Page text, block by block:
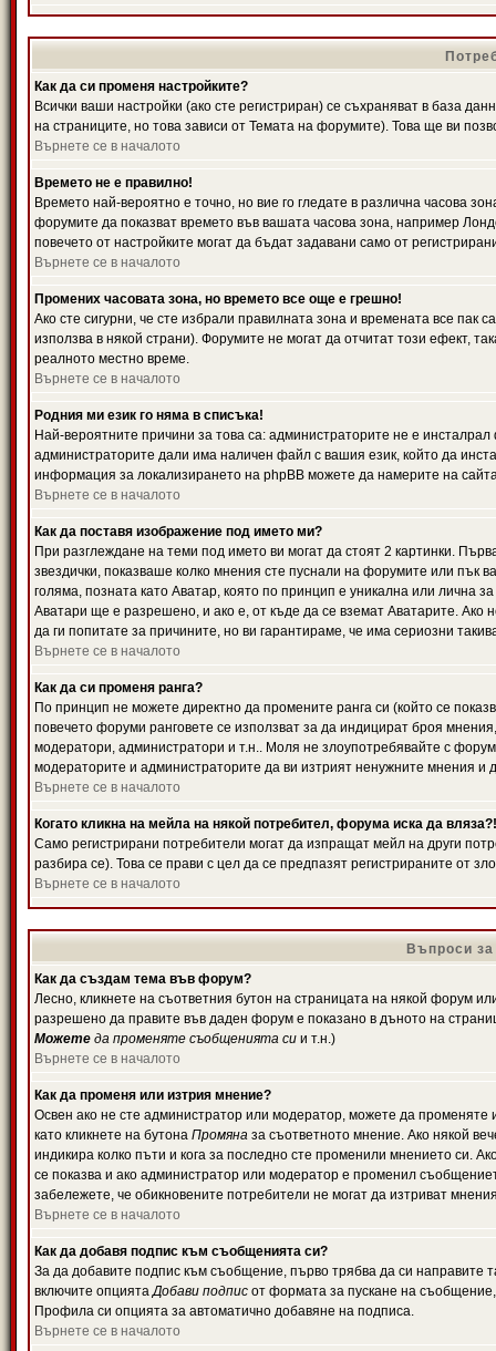
Как да си променя настройките?
Всички ваши настройки (ако сте регистриран) се съхраняват в база
на страниците, но това зависи от Темата на форумите). Това ще ви
Върнете се в началото
Времето не е правилно!
Времето най-вероятно е точно, но вие го гледате в различна часова
форумите да показват времето във вашата часова зона, например
повечето от настройките могат да бъдат задавани само от
Върнете се в началото
Промених часовата зона, но времето все още е грешно!
Ако сте сигурни, че сте избрали правилната зона и времената все
използва в някой страни). Форумите не могат да отчитат този ефект,
реалното местно време.
Върнете се в началото
Родния ми език го няма в списъка!
Най-вероятните причини за това са: администраторите не е
администраторите дали има наличен файл с вашия език, който да
информация за локализирането на phpBB можете да намерите на
Върнете се в началото
Как да поставя изображение под името ми?
При разглеждане на теми под името ви могат да стоят 2 картинки.
звездички, показваше колко мнения сте пуснали на форумите или пък
голяма, позната като Аватар, която по принцип е уникална или лична
Аватари ще е разрешено, и ако е, от къде да се вземат Аватарите.
да ги попитате за причините, но ви гарантираме, че има сериозни
Върнете се в началото
Как да си променя ранга?
По принцип не можете директно да промените ранга си (който се
повечето форуми ранговете се използват за да индицират броя
модератори, администратори и т.н.. Моля не злоупотребявайте с
модераторите и администраторите да ви изтрият ненужните мнения и
Върнете се в началото
Когато кликна на мейла на някой потребител, форума иска да вляза?!
Само регистрирани потребители могат да изпращат мейл на други
разбира се). Това се прави с цел да се предпазят регистрираните от
Върнете се в началото
Въпроси
Как да създам тема във форум?
Лесно, кликнете на съответния бутон на страницата на някой форум
разрешено да правите във даден форум е показано в дъното на
Можете да променяте съобщенията си и т.н.)
Върнете се в началото
Как да променя или изтрия мнение?
Освен ако не сте администратор или модератор, можете да
като кликнете на бутона Промяна за съответното мнение. Ако някой
индикира колко пъти и кога за последно сте променили мнението си.
се показва и ако администратор или модератор е променил
забележете, че обикновените потребители не могат да изтриват
Върнете се в началото
Как да добавя подпис към съобщенията си?
За да добавите подпис към съобщение, първо трябва да си
включите опциятаДобави подпис от формата за пускане на
Профила си опцията за автоматично добавяне на подписа.
Върнете се в началото